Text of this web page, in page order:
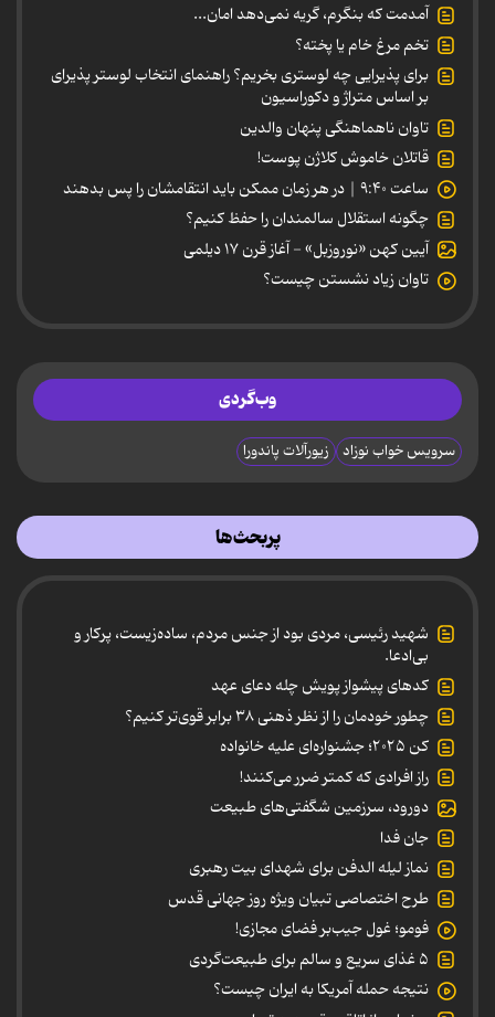
آمدمت که بنگرم، گریه نمی‌دهد امان...
تخم مرغ خام یا پخته؟
برای پذیرایی چه لوستری بخریم؟ راهنمای انتخاب لوستر پذیرای
بر اساس متراژ و دکوراسیون
تاوان ناهماهنگی پنهان والدین
قاتلان خاموش کلاژن پوست!
ساعت ۹:۴۰ | در هر زمان ممکن باید انتقامشان را پس بدهند
چگونه استقلال سالمندان را حفظ کنیم؟
آیین کهن «نوروزبل» - آغاز قرن ۱۷ دیلمی
تاوان زیاد نشستن چیست؟
وب‌گردی
سرویس خواب نوزاد زیورآلات پاندورا
پربحث‌ها
شهید رئیسی، مردی بود از جنس مردم، ساده‌زیست، پرکار و
بی‌ادعا.
کدهای پیشواز پویش چله دعای عهد
چطور خودمان را از نظر ذهنی ۳۸ برابر قوی‌تر کنیم؟
کن ۲۰۲۵؛ جشنواره‌ای علیه خانواده
راز افرادی که کمتر ضرر می‌کنند!
دورود، سرزمین شگفتی‌های طبیعت
جان فدا
نماز لیله الدفن برای شهدای بیت رهبری
طرح اختصاصی تبیان ویژه روز جهانی قدس
فومو؛ غول جیب‌بر فضای مجازی!
۵ غذای سریع و سالم برای طبیعت‌گردی
نتیجه حمله آمریکا به ایران چیست؟